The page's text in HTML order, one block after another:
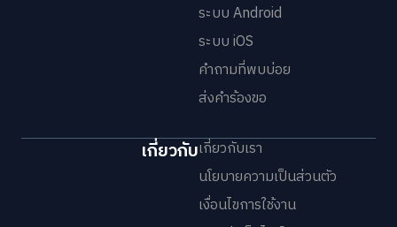
ระบบ Android
ระบบ iOS
คำถามที่พบบ่อย
ส่งคำร้องขอ
เกี่ยวกับเกี่ยวกับเรา
นโยบายความเป็นส่วนตัว
เงื่อนไขการใช้งาน